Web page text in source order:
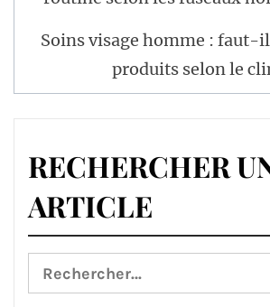
Soins visage homme : faut-
produits selon le
RECHERCHER
ARTICLE
Rechercher :